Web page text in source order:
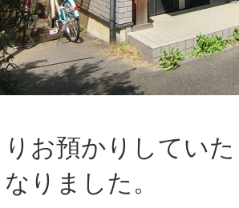
お預かりしてい
りました。